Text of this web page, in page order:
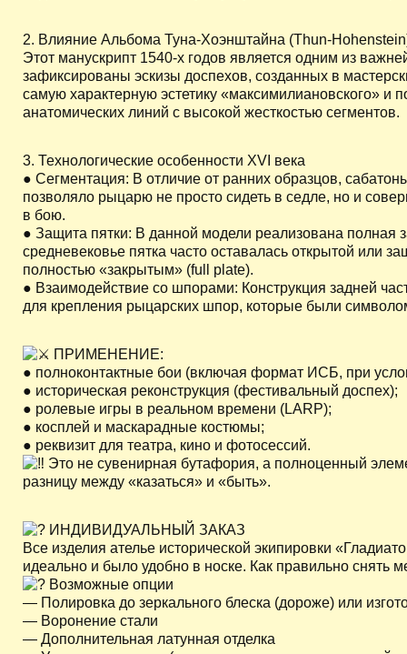
2. Влияние Альбома Туна-Хоэнштайна (Thun-
Этот манускрипт 1540-х годов является одним из
зафиксированы эскизы доспехов, созданных в
самую характерную эстетику «максимилиановского» и
анатомических линий с высокой жесткостью сегментов.
3. Технологические особенности XVI века
● Сегментация: В отличие от ранних образцов,
позволяло рыцарю не просто сидеть в седле, но и
в бою.
● Защита пятки: В данной модели реализована полная
средневековье пятка часто оставалась открытой или
полностью «закрытым» (full plate).
● Взаимодействие со шпорами: Конструкция задней
для крепления рыцарских шпор, которые были
ПРИМЕНЕНИЕ:
● полноконтактные бои (включая формат ИСБ, при
● историческая реконструкция (фестивальный доспех);
● ролевые игры в реальном времени (LARP);
● косплей и маскарадные костюмы;
● реквизит для театра, кино и фотосессий.
Это не сувенирная бутафория, а полноценный
разницу между «казаться» и «быть».
ИНДИВИДУАЛЬНЫЙ ЗАКАЗ
Все изделия ателье исторической экипировки
идеально и было удобно в носке. Как правильно снять
Возможные опции
— Полировка до зеркального блеска (дороже) или
— Воронение стали
— Дополнительная латунная отделка